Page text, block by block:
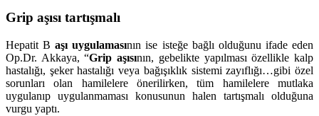
Grip aşısı tartışmalı
Hepatit B aşı uygulamasının ise isteğe bağlı olduğunu ifade eden
Op.Dr. Akkaya, “Grip aşısının, gebelikte yapılması özellikle kalp
hastalığı, şeker hastalığı veya bağışıklık sistemi zayıflığı…gibi özel
sorunları olan hamilelere önerilirken, tüm hamilelere mutlaka
uygulanıp uygulanmaması konusunun halen tartışmalı olduğuna
vurgu yaptı.